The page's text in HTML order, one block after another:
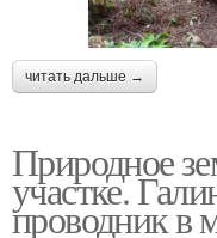
читать дальше →
Природное
участке.
проводник в